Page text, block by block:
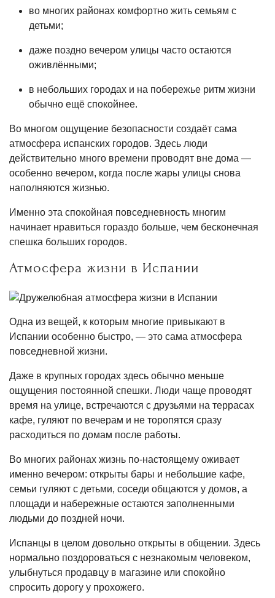
во многих районах комфортно жить семьям с
детьми;
даже поздно вечером улицы часто остаются
оживлёнными;
в небольших городах и на побережье ритм жизни
обычно ещё спокойнее.
Во многом ощущение безопасности создаёт сама
атмосфера испанских городов. Здесь люди
действительно много времени проводят вне дома —
особенно вечером, когда после жары улицы снова
наполняются жизнью.
Именно эта спокойная повседневность многим
начинает нравиться гораздо больше, чем бесконечная
спешка больших городов.
Атмосфера жизни в Испании
Одна из вещей, к которым многие привыкают в
Испании особенно быстро, — это сама атмосфера
повседневной жизни.
Даже в крупных городах здесь обычно меньше
ощущения постоянной спешки. Люди чаще проводят
время на улице, встречаются с друзьями на террасах
кафе, гуляют по вечерам и не торопятся сразу
расходиться по домам после работы.
Во многих районах жизнь по-настоящему оживает
именно вечером: открыты бары и небольшие кафе,
семьи гуляют с детьми, соседи общаются у домов, а
площади и набережные остаются заполненными
людьми до поздней ночи.
Испанцы в целом довольно открыты в общении. Здесь
нормально поздороваться с незнакомым человеком,
улыбнуться продавцу в магазине или спокойно
спросить дорогу у прохожего.